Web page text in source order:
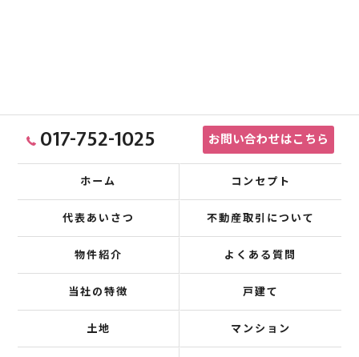
017-752-1025 お問い合わせはこちら
ホーム コンセプト
代表あいさつ 不動産取引について
物件紹介 よくある質問
当社の特徴 戸建て
土地 マンション